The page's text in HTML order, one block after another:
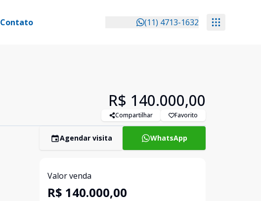
Contato (11) 4713-1632
R$ 140.000,00
Compartilhar Favorito
Agendar visita WhatsApp
Valor venda
R$ 140.000,00